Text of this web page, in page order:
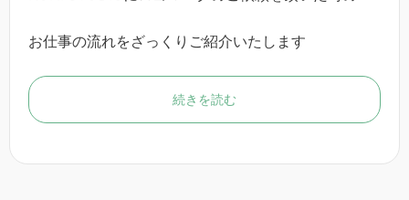
お仕事の流れをざっくりご紹介いたします
続きを読む